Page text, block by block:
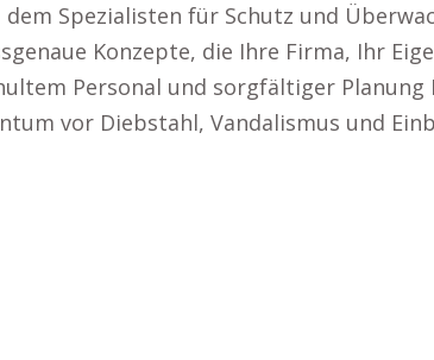
Spezialisten für Schutz und
Konzepte, die Ihre Firma, Ihr
Personal und sorgfältiger Planung
vor Diebstahl, Vandalismus und